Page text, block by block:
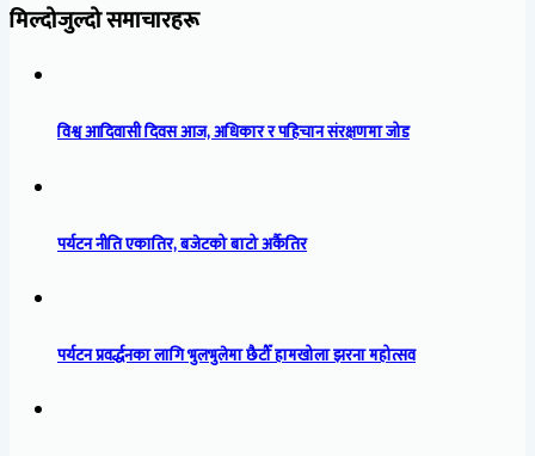
मिल्दोजुल्दो समाचारहरू
विश्व आदिवासी दिवस आज, अधिकार र पहिचान संरक्षणमा जोड
पर्यटन नीति एकातिर, बजेटको बाटो अर्कैतिर
पर्यटन प्रवर्द्धनका लागि भुलभुलेमा छैटौँ हामखोला झरना महोत्सव